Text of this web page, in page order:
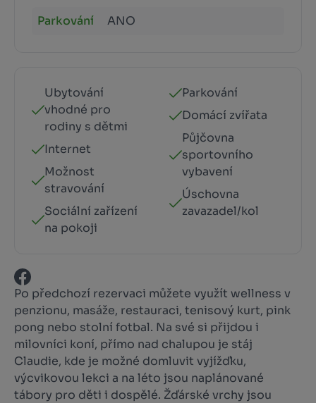
Parkování ANO
Ubytování
vhodné pro
rodiny s dětmi
Internet
Možnost
stravování
Sociální zařízení
na pokoji
Parkování
Domácí zvířata
Půjčovna
sportovního
vybavení
Úschovna
zavazadel/kol
Po předchozí rezervaci můžete využít wellness v
penzionu, masáže, restauraci, tenisový kurt, pink
pong nebo stolní fotbal. Na své si přijdou i
milovníci koní, přímo nad chalupou je stáj
Claudie, kde je možné domluvit vyjížďku,
výcvikovou lekci a na léto jsou naplánované
tábory pro děti i dospělé. Žďárské vrchy jsou